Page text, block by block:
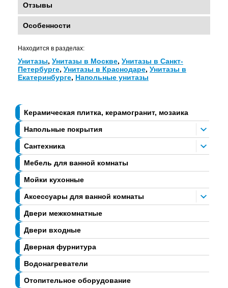
Керамическая плитка, керамогранит, мозаика
Напольные покрытия
Сантехника
Мебель для ванной комнаты
Мойки кухонные
Аксессуары для ванной комнаты
Двери межкомнатные
Двери входные
Дверная фурнитура
Водонагреватели
Отопительное оборудование
Отзывы
Особенности
Находится в разделах:
Унитазы, Унитазы в Москве, Унитазы в Санкт-
Петербурге, Унитазы в Краснодаре, Унитазы в
Екатеринбурге, Напольные унитазы